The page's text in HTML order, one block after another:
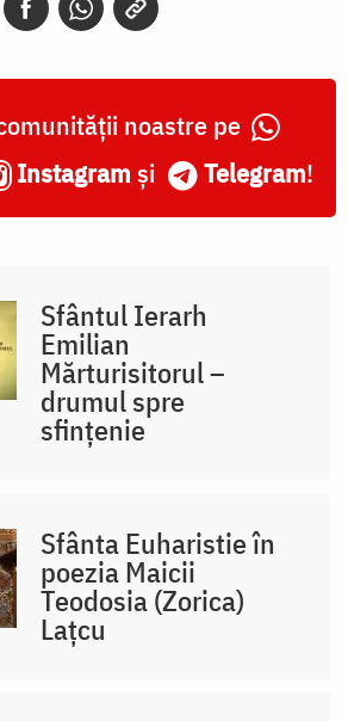
noastre pe
Instagram și Telegram!
Sfântul Ierarh
Emilian
Mărturisitorul –
drumul spre
sfințenie
Sfânta Euharistie în
poezia Maicii
Teodosia (Zorica)
Lațcu